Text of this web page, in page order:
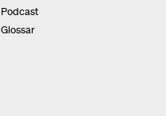
Podcast
Glossar